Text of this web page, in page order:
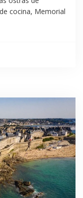
cocina, Memorial